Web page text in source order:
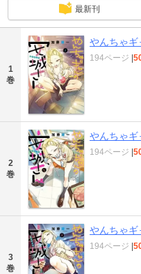
最新刊
1
巻
やんちゃギ
194ページ
2
巻
やんちゃギ
194ページ
3
巻
やんちゃギ
194ページ